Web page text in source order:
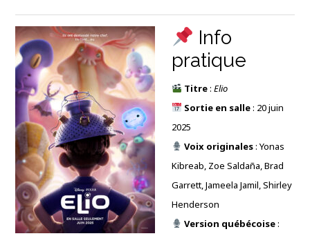
Info
pratique
Titre:Elio
Sortie en salle: 20 juin
2025
Voix originales: Yonas
Kibreab, Zoe Saldaña, Brad
Garrett, Jameela Jamil, Shirley
Henderson
Version québécoise: